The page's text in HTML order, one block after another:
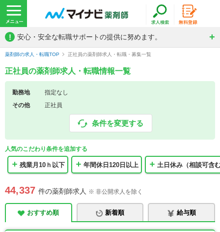
! 安心・安全な転職サポートの提供に努めます。
薬剤師の求人・転職TOP 正社員の薬剤師求人・転職・募集一覧
正社員の薬剤師求人・転職情報一覧
勤務地
指定なし
その他
正社員
条件を変更する
人気のこだわり条件を追加する
残業月10ｈ以下 年間休日120日以上 土日休み（相談可含
44,337 件の薬剤師求人 ※ 非公開求人を除く
おすすめ順 新着順 給与順